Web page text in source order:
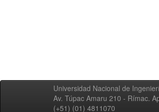
Universidad Nacional de
Av. Túpac Amaru 210 - Rímac.
(+51) (01) 4811070